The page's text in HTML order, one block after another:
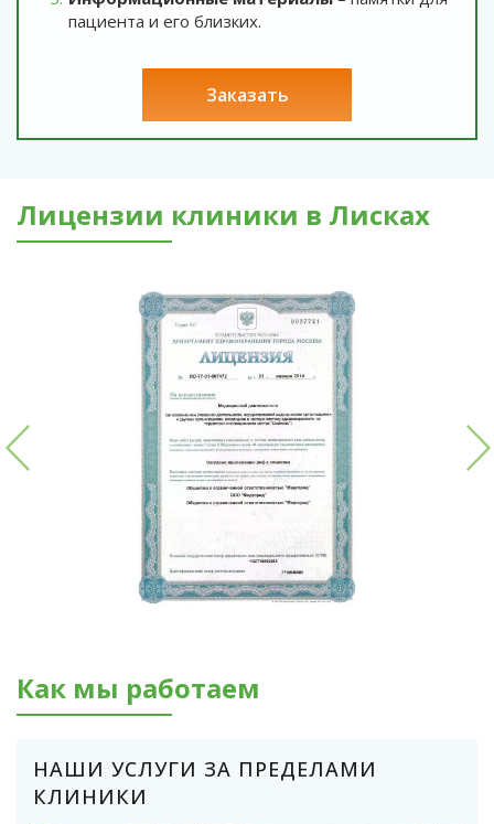
пациента и его близких.
заказать
Лицензии клиники в Лисках
Как мы работаем
НАШИ УСЛУГИ ЗА ПРЕДЕЛАМИ
КЛИНИКИ